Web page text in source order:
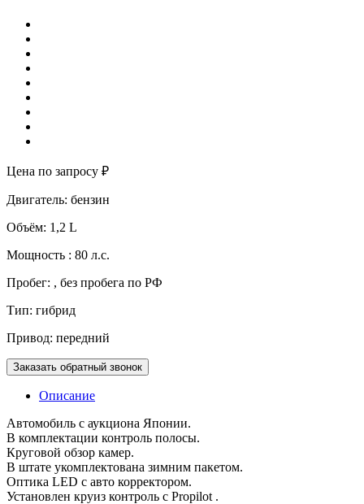
Цена по запросу ₽
Двигатель: бензин
Объём: 1,2 L
Мощность : 80 л.с.
Пробег: , без пробега по РФ
Тип: гибрид
Привод: передний
Заказать обратный звонок
Описание
Автомобиль с аукциона Японии.
В комплектации контроль полосы.
Круговой обзор камер.
В штате укомплектована зимним пакетом.
Оптика LED с авто корректором.
Установлен круиз контроль с Propilot .